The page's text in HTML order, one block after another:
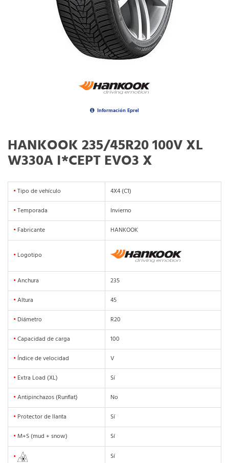
Información Eprel
HANKOOK 235/45R20 100V XL
W330A I*CEPT EVO3 X
•Tipo de vehículo
4X4 (C1)
•Temporada
Invierno
• Fabricante HANKOOK
• Logotipo
•Anchura
235
•Altura
45
• Diámetro
R20
•Capacidad de carga
100
• Índice de velocidad
V
• Extra Load (XL)
Sí
•Antipinchazos (Runflat)
No
• Protector de llanta
Sí
• M+S (mud + snow) Sí
• Sí